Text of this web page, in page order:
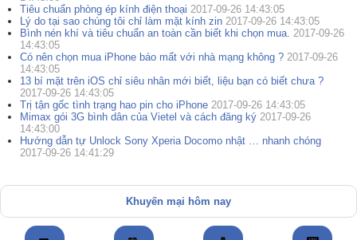
Tiêu chuẩn phòng ép kính điện thoại 2017-09-26 14:43:05
Lý do tại sao chúng tôi chỉ làm mặt kính zin 2017-09-26 14:43:05
Bình nén khí và tiêu chuẩn an toàn cần biết khi chọn mua. 2017-09-26
14:43:05
Có nên chọn mua iPhone báo mất với nhà mạng không ? 2017-09-26
14:43:05
13 bí mặt trên iOS chỉ siêu nhân mới biết, liệu bạn có biết chưa ?
2017-09-26 14:43:05
Trị tận gốc tình trạng hao pin cho iPhone 2017-09-26 14:43:05
Mimax gói 3G bình dân của Vietel và cách đăng ký 2017-09-26
14:43:00
Hướng dẫn tự Unlock Sony Xperia Docomo nhật … nhanh chóng
2017-09-26 14:41:29
Khuyến mại hôm nay